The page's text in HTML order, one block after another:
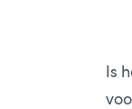
Is